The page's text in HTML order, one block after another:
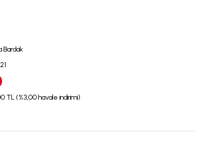
Bardak
TL (%3,00 havale indirimi)